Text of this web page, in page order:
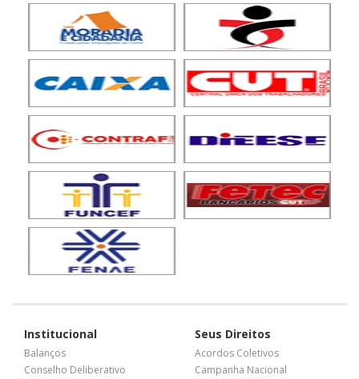
Institucional
Balanços
Conselho Deliberativo
Seus Direitos
Acordos Coletivos
Campanha Nacional